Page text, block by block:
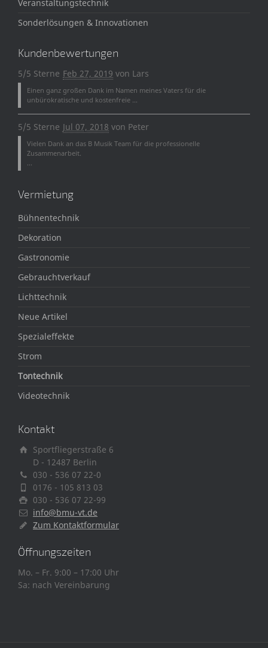
Veranstaltungstechnik
Sonderlösungen & Innovationen
Kundenbewertungen
5/5 Sterne Feb 27, 2019 von Lars
Einen ganz großen Dank im Namen meines Vaters für die
unbürokratische und kostenfreie ...
5/5 Sterne Jul 07, 2018 von Peter
Vielen Dank an das B Musik Team für die professionelle
Zusammenarbeit.
...
Vermietung
Bühnentechnik
Dekoration
Gastronomie
Gebrauchtverkauf
Lichttechnik
Neue Artikel
Spezialeffekte
Strom
Tontechnik
Videotechnik
Kontakt
Sportfliegerstraße 6
D - 12487 Berlin
030 - 536 07 22-0
0176 - 105 813 03
030 - 536 07 22-99
info@bmu-vt.de
Zum Kontaktformular
Öffnungszeiten
Mo. – Fr. 9:00 – 17:00 Uhr
Sa: nach Vereinbarung